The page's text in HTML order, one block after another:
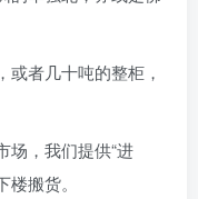
或者几十吨的整柜，
场，我们提供“进
搬货。